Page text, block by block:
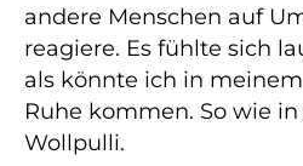
andere Menschen auf
reagiere. Es fühlte sich
als könnte ich in
Ruhe kommen. So wie
Wollpulli.